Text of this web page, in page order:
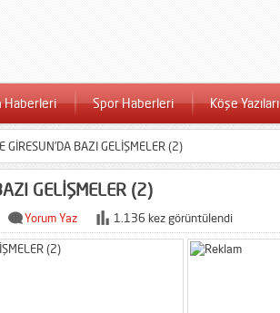
Haberleri Spor Haberleri Köşe Yazıları
GİRESUN’DA BAZI GELİŞMELER (2)
GELİŞMELER (2)
Yorum Yaz 1.136 kez görüntülendi